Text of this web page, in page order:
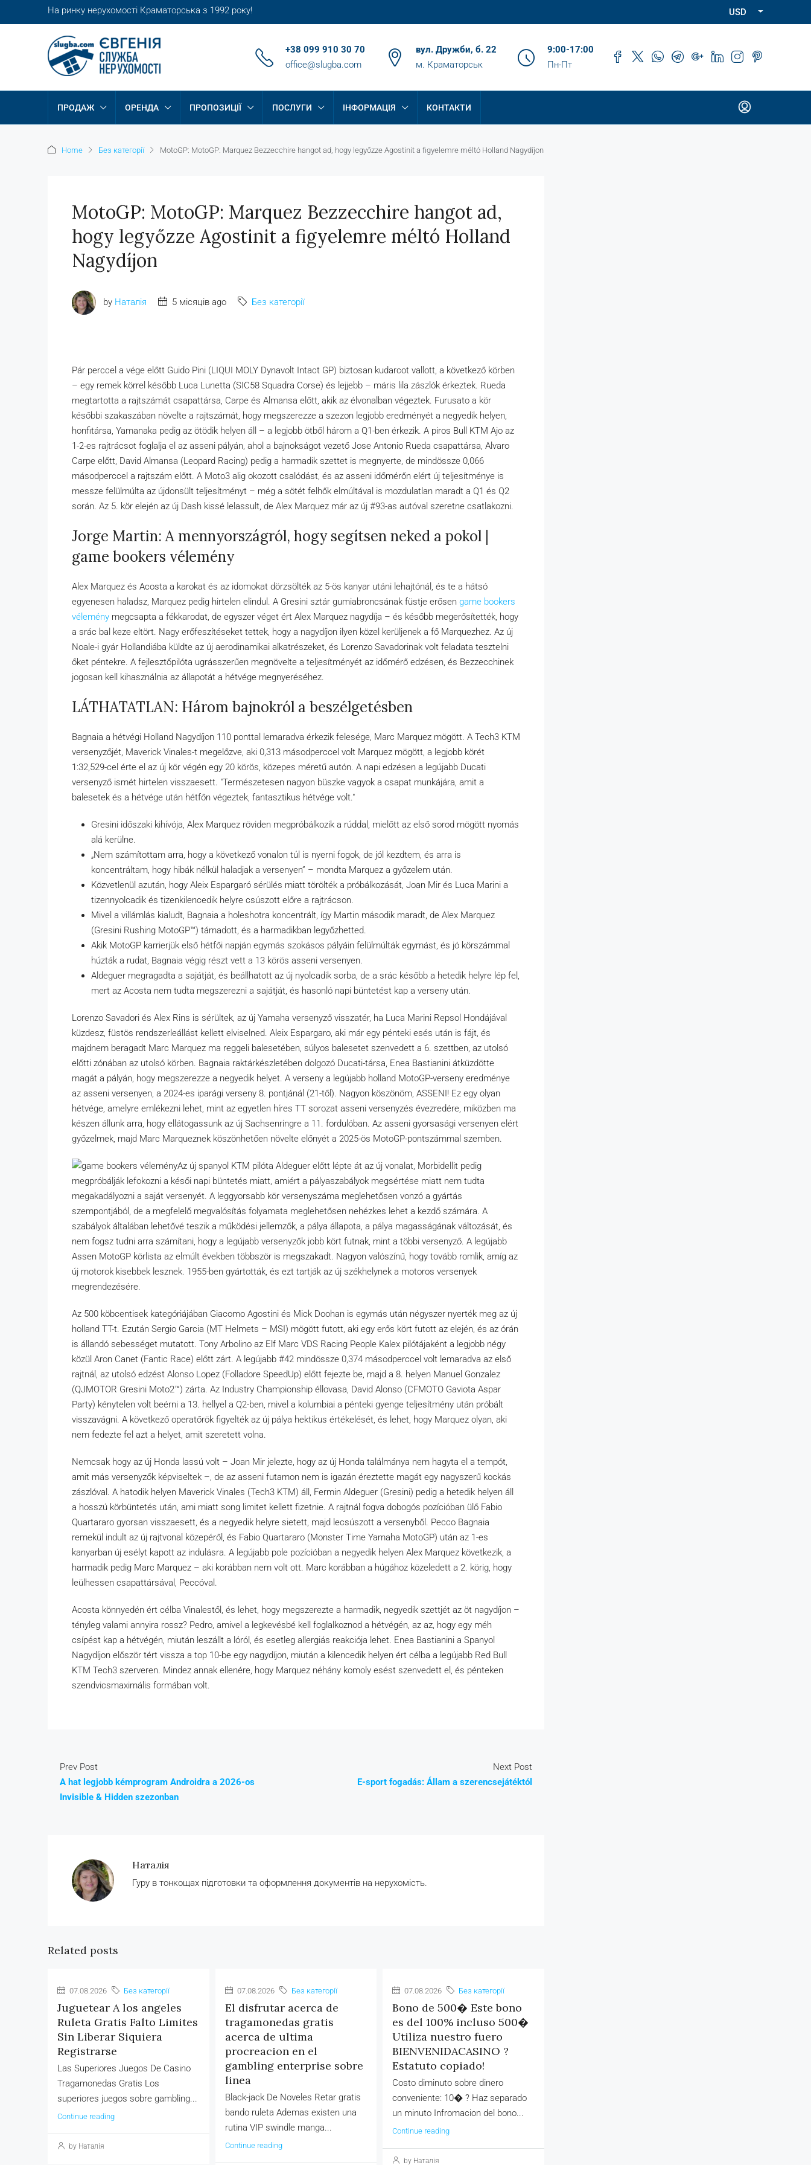
На ринку нерухомості Краматорська з 1992 року! USD
+38 099 910 30 70
office@slugba.com
вул. Дружби, б. 22
м. Краматорськ
9:00-17:00
Пн-Пт
ПРОДАЖ ОРЕНДА ПРОПОЗИЦІЇ ПОСЛУГИ ІНФОРМАЦІЯ КОНТАКТИ
Home Без категорії MotoGP: MotoGP: Marquez Bezzecchire hangot ad, hogy legyőzze Agostinit a figyelemre méltó Holland Nagydíjon
MotoGP: MotoGP: Marquez Bezzecchire hangot ad,
hogy legyőzze Agostinit a figyelemre méltó Holland
Nagydíjon
by Наталія 5 місяців ago Без категорії
Pár perccel a vége előtt Guido Pini (LIQUI MOLY Dynavolt Intact GP) biztosan kudarcot vallott, a következő körben
– egy remek körrel később Luca Lunetta (SIC58 Squadra Corse) és lejjebb – máris lila zászlók érkeztek. Rueda
megtartotta a rajtszámát csapattársa, Carpe és Almansa előtt, akik az élvonalban végeztek. Furusato a kör
későbbi szakaszában növelte a rajtszámát, hogy megszerezze a szezon legjobb eredményét a negyedik helyen,
honfitársa, Yamanaka pedig az ötödik helyen áll – a legjobb ötből három a Q1-ben érkezik. A piros Bull KTM Ajo az
1-2-es rajtrácsot foglalja el az asseni pályán, ahol a bajnokságot vezető Jose Antonio Rueda csapattársa, Alvaro
Carpe előtt, David Almansa (Leopard Racing) pedig a harmadik szettet is megnyerte, de mindössze 0,066
másodperccel a rajtszám előtt. A Moto3 alig okozott csalódást, és az asseni időmérőn elért új teljesítménye is
messze felülmúlta az újdonsült teljesítményt – még a sötét felhők elmúltával is mozdulatlan maradt a Q1 és Q2
során. Az 5. kör elején az új Dash kissé lelassult, de Alex Marquez már az új #93-as autóval szeretne csatlakozni.
Jorge Martin: A mennyországról, hogy segítsen neked a pokol |
game bookers vélemény
Alex Marquez és Acosta a karokat és az idomokat dörzsölték az 5-ös kanyar utáni lehajtónál, és te a hátsó
egyenesen haladsz, Marquez pedig hirtelen elindul. A Gresini sztár gumiabroncsának füstje erősen game bookers
vélemény megcsapta a fékkarodat, de egyszer véget ért Alex Marquez nagydíja – és később megerősítették, hogy
a srác bal keze eltört. Nagy erőfeszítéseket tettek, hogy a nagydíjon ilyen közel kerüljenek a fő Marquezhez. Az új
Noale-i gyár Hollandiába küldte az új aerodinamikai alkatrészeket, és Lorenzo Savadorinak volt feladata tesztelni
őket péntekre. A fejlesztőpilóta ugrásszerűen megnövelte a teljesítményét az időmérő edzésen, és Bezzecchinek
jogosan kell kihasználnia az állapotát a hétvége megnyeréséhez.
LÁTHATATLAN: Három bajnokról a beszélgetésben
Bagnaia a hétvégi Holland Nagydíjon 110 ponttal lemaradva érkezik felesége, Marc Marquez mögött. A Tech3 KTM
versenyzőjét, Maverick Vinales-t megelőzve, aki 0,313 másodperccel volt Marquez mögött, a legjobb körét
1:32,529-cel érte el az új kör végén egy 20 körös, közepes méretű autón. A napi edzésen a legújabb Ducati
versenyző ismét hirtelen visszaesett. "Természetesen nagyon büszke vagyok a csapat munkájára, amit a
balesetek és a hétvége után hétfőn végeztek, fantasztikus hétvége volt."
Gresini időszaki kihívója, Alex Marquez röviden megpróbálkozik a rúddal, mielőtt az első sorod mögött nyomás
alá kerülne.
„Nem számítottam arra, hogy a következő vonalon túl is nyerni fogok, de jól kezdtem, és arra is
koncentráltam, hogy hibák nélkül haladjak a versenyen” – mondta Marquez a győzelem után.
Közvetlenül azután, hogy Aleix Espargaró sérülés miatt törölték a próbálkozását, Joan Mir és Luca Marini a
tizennyolcadik és tizenkilencedik helyre csúszott előre a rajtrácson.
Mivel a villámlás kialudt, Bagnaia a holeshotra koncentrált, így Martin második maradt, de Alex Marquez
(Gresini Rushing MotoGP™) támadott, és a harmadikban legyőzhetted.
Akik MotoGP karrierjük első hétfői napján egymás szokásos pályáin felülmúlták egymást, és jó körszámmal
húzták a rudat, Bagnaia végig részt vett a 13 körös asseni versenyen.
Aldeguer megragadta a sajátját, és beállhatott az új nyolcadik sorba, de a srác később a hetedik helyre lép fel,
mert az Acosta nem tudta megszerezni a sajátját, és hasonló napi büntetést kap a verseny után.
Lorenzo Savadori és Alex Rins is sérültek, az új Yamaha versenyző visszatér, ha Luca Marini Repsol Hondájával
küzdesz, füstös rendszerleállást kellett elviselned. Aleix Espargaro, aki már egy pénteki esés után is fájt, és
majdnem beragadt Marc Marquez ma reggeli balesetében, súlyos balesetet szenvedett a 6. szettben, az utolsó
előtti zónában az utolsó körben. Bagnaia raktárkészletében dolgozó Ducati-társa, Enea Bastianini átküzdötte
magát a pályán, hogy megszerezze a negyedik helyet. A verseny a legújabb holland MotoGP-verseny eredménye
az asseni versenyen, a 2024-es iparági verseny 8. pontjánál (21-től). Nagyon köszönöm, ASSENI! Ez egy olyan
hétvége, amelyre emlékezni lehet, mint az egyetlen híres TT sorozat asseni versenyzés évezredére, miközben ma
készen állunk arra, hogy ellátogassunk az új Sachsenringre a 11. fordulóban. Az asseni gyorsasági versenyen elért
győzelmek, majd Marc Marqueznek köszönhetően növelte előnyét a 2025-ös MotoGP-pontszámmal szemben.
Az új spanyol KTM pilóta Aldeguer előtt lépte át az új vonalat, Morbidellit pedig
megpróbálják lefokozni a késői napi büntetés miatt, amiért a pályaszabályok megsértése miatt nem tudta
megakadályozni a saját versenyét. A leggyorsabb kör versenyszáma meglehetősen vonzó a gyártás
szempontjából, de a megfelelő megvalósítás folyamata meglehetősen nehézkes lehet a kezdő számára. A
szabályok általában lehetővé teszik a működési jellemzők, a pálya állapota, a pálya magasságának változását, és
nem fogsz tudni arra számítani, hogy a legújabb versenyzők jobb kört futnak, mint a többi versenyző. A legújabb
Assen MotoGP körlista az elmúlt években többször is megszakadt. Nagyon valószínű, hogy tovább romlik, amíg az
új motorok kisebbek lesznek. 1955-ben gyártották, és ezt tartják az új székhelynek a motoros versenyek
megrendezésére.
Az 500 köbcentisek kategóriájában Giacomo Agostini és Mick Doohan is egymás után négyszer nyerték meg az új
holland TT-t. Ezután Sergio Garcia (MT Helmets – MSI) mögött futott, aki egy erős kört futott az elején, és az órán
is állandó sebességet mutatott. Tony Arbolino az Elf Marc VDS Racing People Kalex pilótájaként a legjobb négy
közül Aron Canet (Fantic Race) előtt zárt. A legújabb #42 mindössze 0,374 másodperccel volt lemaradva az első
rajtnál, az utolsó edzést Alonso Lopez (Folladore SpeedUp) előtt fejezte be, majd a 8. helyen Manuel Gonzalez
(QJMOTOR Gresini Moto2™) zárta. Az Industry Championship éllovasa, David Alonso (CFMOTO Gaviota Aspar
Party) kénytelen volt beérni a 13. hellyel a Q2-ben, mivel a kolumbiai a pénteki gyenge teljesítmény után próbált
visszavágni. A következő operatőrök figyelték az új pálya hektikus értékelését, és lehet, hogy Marquez olyan, aki
nem fedezte fel azt a helyet, amit szeretett volna.
Nemcsak hogy az új Honda lassú volt – Joan Mir jelezte, hogy az új Honda találmánya nem hagyta el a tempót,
amit más versenyzők képviseltek –, de az asseni futamon nem is igazán éreztette magát egy nagyszerű kockás
zászlóval. A hatodik helyen Maverick Vinales (Tech3 KTM) áll, Fermin Aldeguer (Gresini) pedig a hetedik helyen áll
a hosszú körbüntetés után, ami miatt song limitet kellett fizetnie. A rajtnál fogva dobogós pozícióban ülő Fabio
Quartararo gyorsan visszaesett, és a negyedik helyre sietett, majd lecsúszott a versenyből. Pecco Bagnaia
remekül indult az új rajtvonal közepéről, és Fabio Quartararo (Monster Time Yamaha MotoGP) után az 1-es
kanyarban új esélyt kapott az indulásra. A legújabb pole pozícióban a negyedik helyen Alex Marquez következik, a
harmadik pedig Marc Marquez – aki korábban nem volt ott. Marc korábban a húgához közeledett a 2. körig, hogy
leülhessen csapattársával, Peccóval.
Acosta könnyedén ért célba Vinalestől, és lehet, hogy megszerezte a harmadik, negyedik szettjét az öt nagydíjon –
tényleg valami annyira rossz? Pedro, amivel a legkevésbé kell foglalkoznod a hétvégén, az az, hogy egy méh
csípést kap a hétvégén, miután leszállt a lóról, és esetleg allergiás reakciója lehet. Enea Bastianini a Spanyol
Nagydíjon először tért vissza a top 10-be egy nagydíjon, miután a kilencedik helyen ért célba a legújabb Red Bull
KTM Tech3 szerveren. Mindez annak ellenére, hogy Marquez néhány komoly esést szenvedett el, és pénteken
szendvicsmaximális formában volt.
Prev Post
A hat legjobb kémprogram Androidra a 2026-os
Invisible & Hidden szezonban
Next Post
E-sport fogadás: Állam a szerencsejátéktól
Наталія
Гуру в тонкощах підготовки та оформлення документів на нерухомість.
Related posts
07.08.2026 Без категорії
Juguetear A los angeles
Ruleta Gratis Falto Limites
Sin Liberar Siquiera
Registrarse
Las Superiores Juegos De Casino
Tragamonedas Gratis Los
superiores juegos sobre gambling...
Continue reading
by Наталія
07.08.2026 Без категорії
El disfrutar acerca de
tragamonedas gratis
acerca de ultima
procreacion en el
gambling enterprise sobre
linea
Black-jack De Noveles Retar gratis
bando ruleta Ademas existen una
rutina VIP swindle manga...
Continue reading
07.08.2026 Без категорії
Bono de 500� Este bono
es del 100% incluso 500�
Utiliza nuestro fuero
BIENVENIDACASINO ?
Estatuto copiado!
Costo diminuto sobre dinero
conveniente: 10� ? Haz separado
un minuto Infromacion del bono...
Continue reading
by Наталія